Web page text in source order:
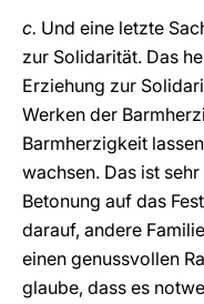
c. Und eine letzte
zur Solidarität. Das
Erziehung zur
Werken der
Barmherzigkeit
wachsen. Das ist
Betonung auf das
darauf, andere
einen genussvollen
glaube, dass es